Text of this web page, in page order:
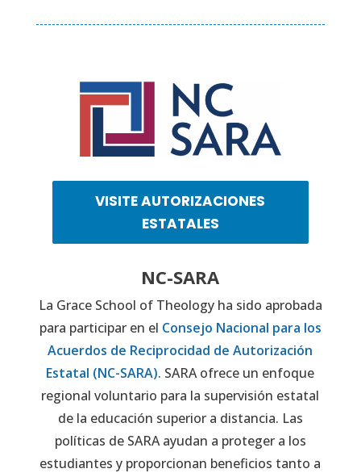
VISITE AUTORIZACIONES
ESTATALES
NC-SARA
La Grace School of Theology ha sido aprobada
para participar en el Consejo Nacional para los
Acuerdos de Reciprocidad de Autorización
Estatal (NC-SARA). SARA ofrece un enfoque
regional voluntario para la supervisión estatal
de la educación superior a distancia. Las
políticas de SARA ayudan a proteger a los
estudiantes y proporcionan beneficios tanto a